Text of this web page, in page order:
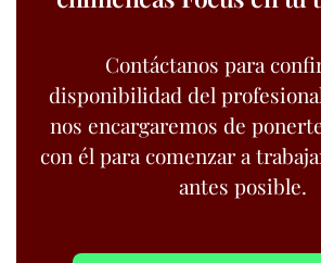
Contáctanos para
disponibilidad del
nos encargaremos de
con él para comenzar a
antes posible.